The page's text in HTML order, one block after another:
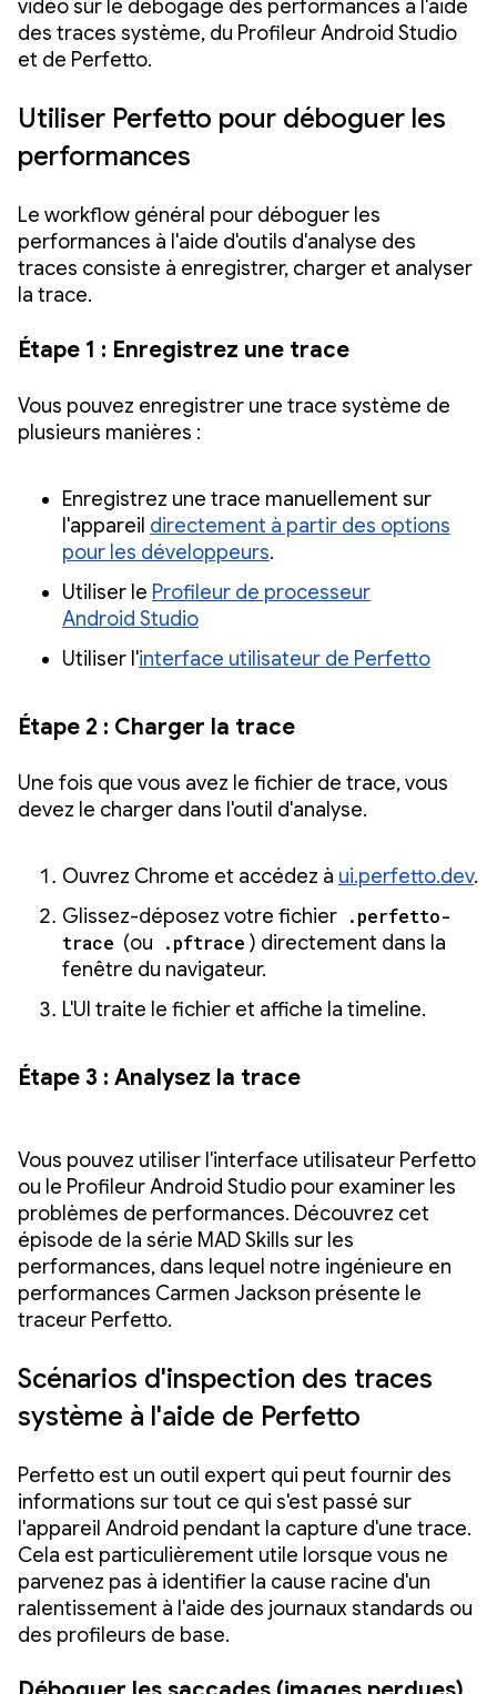
vidéo sur le débogage des performances à l'aide
des traces système, du Profileur Android Studio
et de Perfetto.
Utiliser Perfetto pour déboguer les
performances
Le workflow général pour déboguer les
performances à l'aide d'outils d'analyse des
traces consiste à enregistrer, charger et analyser
la trace.
Étape 1 : Enregistrez une trace
Vous pouvez enregistrer une trace système de
plusieurs manières :
Enregistrez une trace manuellement sur
l'appareil directement à partir des options
pour les développeurs.
Utiliser le Profileur de processeur
Android Studio
Utiliser l'interface utilisateur de Perfetto
Étape 2 : Charger la trace
Une fois que vous avez le fichier de trace, vous
devez le charger dans l'outil d'analyse.
Ouvrez Chrome et accédez à ui.perfetto.dev.
Glissez-déposez votre fichier .perfetto-
trace (ou .pftrace ) directement dans la
fenêtre du navigateur.
L'UI traite le fichier et affiche la timeline.
Étape 3 : Analysez la trace
Vous pouvez utiliser l'interface utilisateur Perfetto
ou le Profileur Android Studio pour examiner les
problèmes de performances. Découvrez cet
épisode de la série MAD Skills sur les
performances, dans lequel notre ingénieure en
performances Carmen Jackson présente le
traceur Perfetto.
Scénarios d'inspection des traces
système à l'aide de Perfetto
Perfetto est un outil expert qui peut fournir des
informations sur tout ce qui s'est passé sur
l'appareil Android pendant la capture d'une trace.
Cela est particulièrement utile lorsque vous ne
parvenez pas à identifier la cause racine d'un
ralentissement à l'aide des journaux standards ou
des profileurs de base.